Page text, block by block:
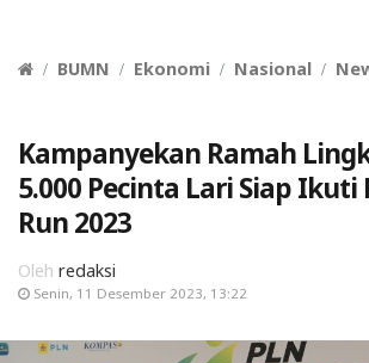
BUMN Ekonomi Nasional
Kampanyekan Ramah
5.000 Pecinta Lari Siap Ikuti
Run 2023
Oleh redaksi
Senin, 11 Desember 2023, 13:22